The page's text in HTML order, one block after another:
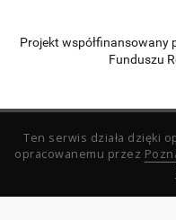
Projekt współfinansowany
Funduszu
Ten serwis działa dzięki
opracowanemu przez